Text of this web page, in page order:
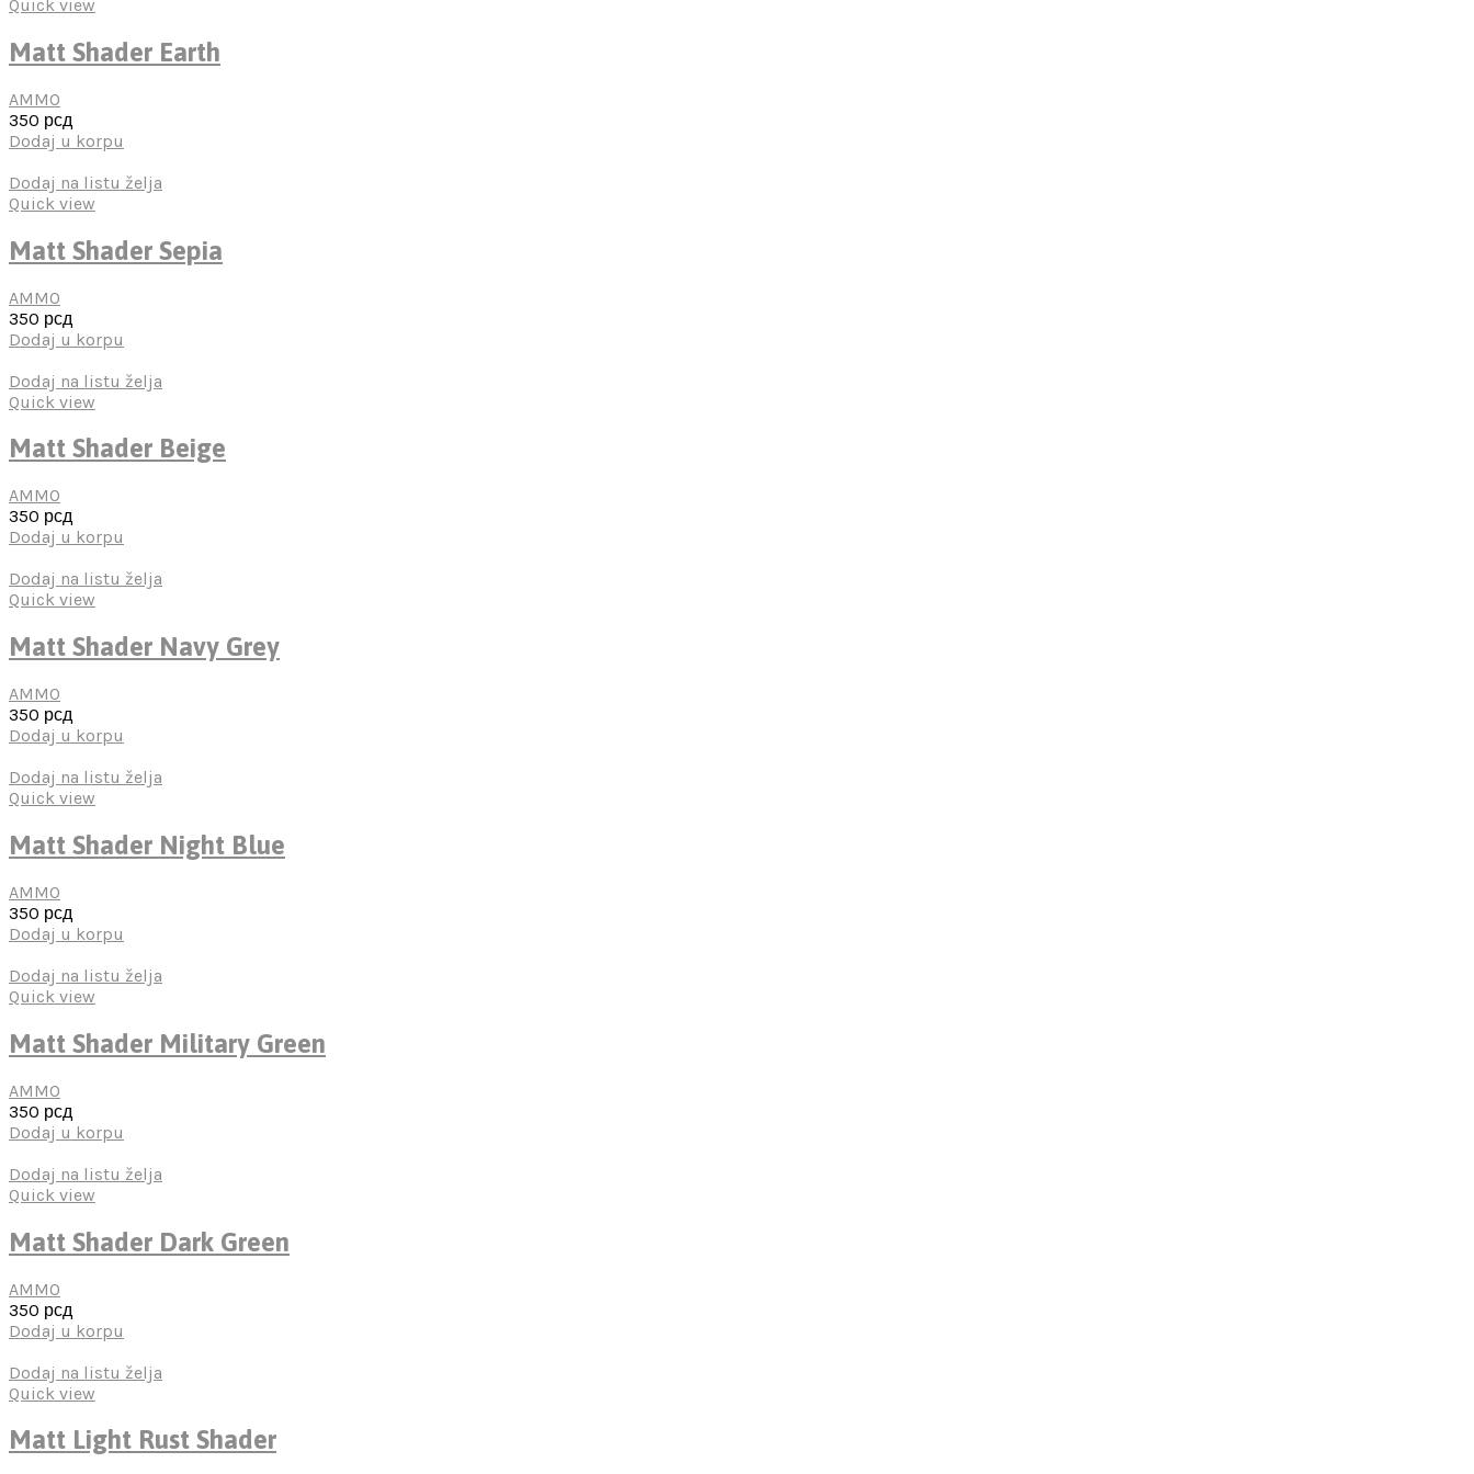
Quick view
Matt Shader Earth
AMMO
350 рсд
Dodaj u korpu
Dodaj na listu želja
Quick view
Matt Shader Sepia
AMMO
350 рсд
Dodaj u korpu
Dodaj na listu želja
Quick view
Matt Shader Beige
AMMO
350 рсд
Dodaj u korpu
Dodaj na listu želja
Quick view
Matt Shader Navy Grey
AMMO
350 рсд
Dodaj u korpu
Dodaj na listu želja
Quick view
Matt Shader Night Blue
AMMO
350 рсд
Dodaj u korpu
Dodaj na listu želja
Quick view
Matt Shader Military Green
AMMO
350 рсд
Dodaj u korpu
Dodaj na listu želja
Quick view
Matt Shader Dark Green
AMMO
350 рсд
Dodaj u korpu
Dodaj na listu želja
Quick view
Matt Light Rust Shader